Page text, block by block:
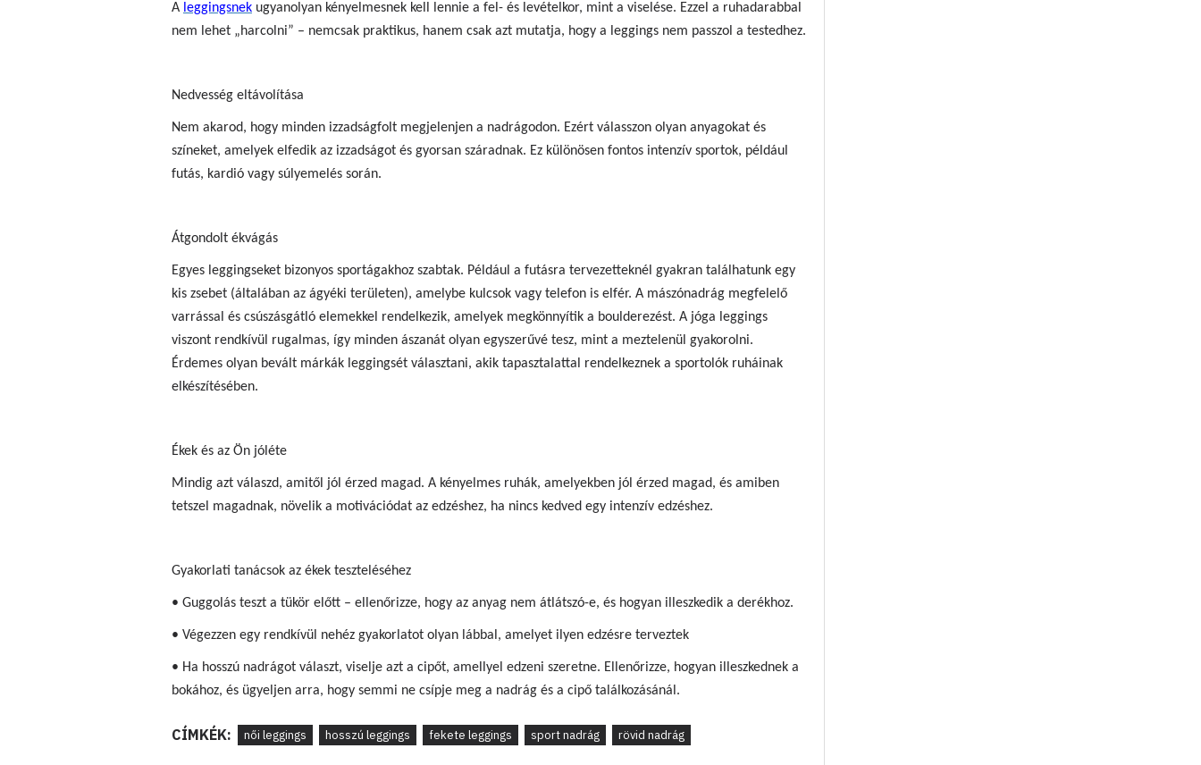
A leggingsnek ugyanolyan kényelmesnek kell lennie a fel- és levételkor, mint a viselése. Ezzel a ruhadarabbal
nem lehet „harcolni” – nemcsak praktikus, hanem csak azt mutatja, hogy a leggings nem passzol a testedhez.
Nedvesség eltávolítása
Nem akarod, hogy minden izzadságfolt megjelenjen a nadrágodon. Ezért válasszon olyan anyagokat és
színeket, amelyek elfedik az izzadságot és gyorsan száradnak. Ez különösen fontos intenzív sportok, például
futás, kardió vagy súlyemelés során.
Átgondolt ékvágás
Egyes leggingseket bizonyos sportágakhoz szabtak. Például a futásra tervezetteknél gyakran találhatunk egy
kis zsebet (általában az ágyéki területen), amelybe kulcsok vagy telefon is elfér. A mászónadrág megfelelő
varrással és csúszásgátló elemekkel rendelkezik, amelyek megkönnyítik a boulderezést. A jóga leggings
viszont rendkívül rugalmas, így minden ászanát olyan egyszerűvé tesz, mint a meztelenül gyakorolni.
Érdemes olyan bevált márkák leggingsét választani, akik tapasztalattal rendelkeznek a sportolók ruháinak
elkészítésében.
Ékek és az Ön jóléte
Mindig azt válaszd, amitől jól érzed magad. A kényelmes ruhák, amelyekben jól érzed magad, és amiben
tetszel magadnak, növelik a motivációdat az edzéshez, ha nincs kedved egy intenzív edzéshez.
Gyakorlati tanácsok az ékek teszteléséhez
• Guggolás teszt a tükör előtt – ellenőrizze, hogy az anyag nem átlátszó-e, és hogyan illeszkedik a derékhoz.
• Végezzen egy rendkívül nehéz gyakorlatot olyan lábbal, amelyet ilyen edzésre terveztek
• Ha hosszú nadrágot választ, viselje azt a cipőt, amellyel edzeni szeretne. Ellenőrizze, hogyan illeszkednek a
bokához, és ügyeljen arra, hogy semmi ne csípje meg a nadrág és a cipő találkozásánál.
CÍMKÉK: női leggings hosszú leggings fekete leggings sport nadrág rövid nadrág